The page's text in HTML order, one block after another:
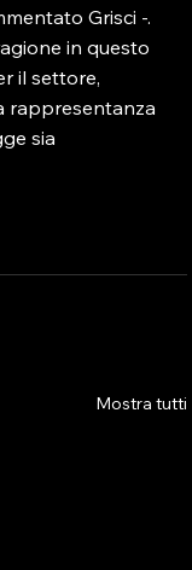
Grisci -.
in questo
il settore,
rappresentanza
sia
Mostra tutti